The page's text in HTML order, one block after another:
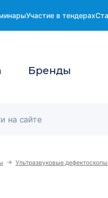
Участие в тендерах
Бренды
→ Ультразвуковые